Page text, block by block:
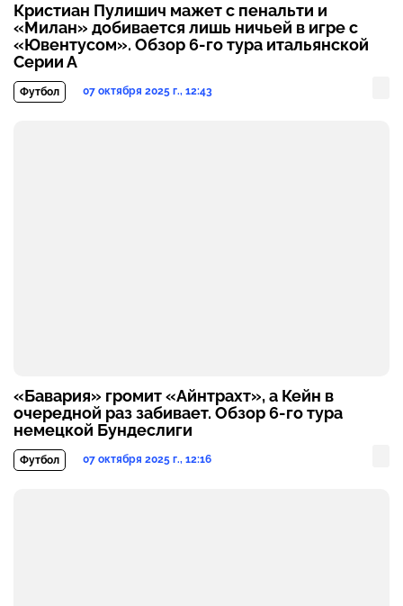
Кристиан Пулишич мажет с пенальти и
«Милан» добивается лишь ничьей в игре с
«Ювентусом». Обзор 6-го тура итальянской
Серии А
Футбол 07 октября 2025 г., 12:43
«Бавария» громит «Айнтрахт», а Кейн в
очередной раз забивает. Обзор 6-го тура
немецкой Бундеслиги
Футбол 07 октября 2025 г., 12:16